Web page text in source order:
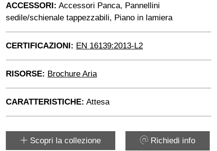
ACCESSORI: Accessori Panca, Pannellini
sedile/schienale tappezzabili, Piano in lamiera
CERTIFICAZIONI: EN 16139:2013-L2
RISORSE: Brochure Aria
CARATTERISTICHE: Attesa
Scopri la collezione Richiedi info